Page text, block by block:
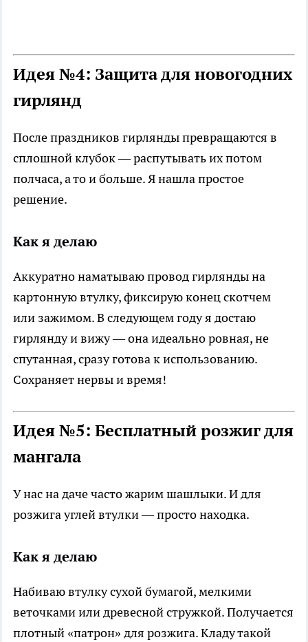
Идея №4: Защита для новогодних
гирлянд
После праздников гирлянды превращаются в
сплошной клубок — распутывать их потом
полчаса, а то и больше. Я нашла простое
решение.
Как я делаю
Аккуратно наматываю провод гирлянды на
картонную втулку, фиксирую конец скотчем
или зажимом. В следующем году я достаю
гирлянду и вижу — она идеально ровная, не
спутанная, сразу готова к использованию.
Сохраняет нервы и время!
Идея №5: Бесплатный розжиг для
мангала
У нас на даче часто жарим шашлыки. И для
розжига углей втулки — просто находка.
Как я делаю
Набиваю втулку сухой бумагой, мелкими
веточками или древесной стружкой. Получается
плотный «патрон» для розжига. Кладу такой